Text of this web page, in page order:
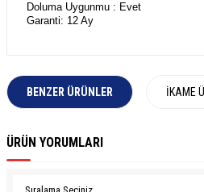
Doluma Uygunmu : Evet
Garanti: 12 Ay
BENZER ÜRÜNLER İKAME
ÜRÜN YORUMLARI